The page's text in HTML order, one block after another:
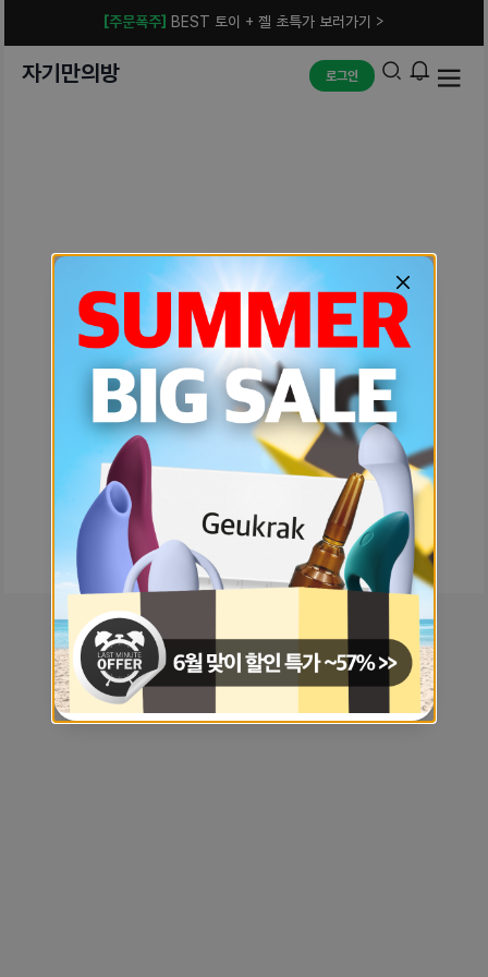
[주문폭주] BEST 토이 + 젤 초특가 보러가기 >
자기만의방 로그인
예상치 못한 에러입니다.